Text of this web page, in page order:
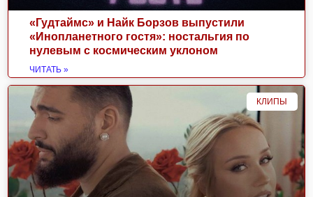
«Гудтаймс» и Найк Борзов выпустили
«Инопланетного гостя»: ностальгия по
нулевым с космическим уклоном
ЧИТАТЬ »
КЛИПЫ